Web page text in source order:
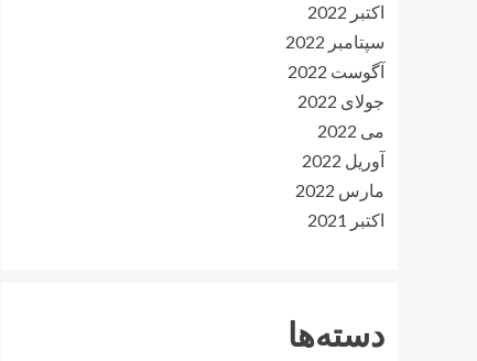
اکتبر 2022
سپتامبر 2022
آگوست 2022
جولای 2022
می 2022
آوریل 2022
مارس 2022
اکتبر 2021
دسته‌ها